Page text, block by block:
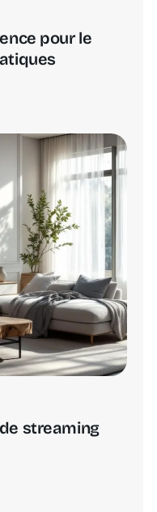
pour le
streaming